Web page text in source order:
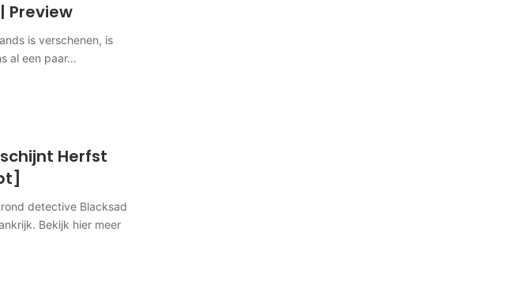
Preview
is verschenen, is
al een paar…
Herfst
detective Blacksad
Bekijk hier meer